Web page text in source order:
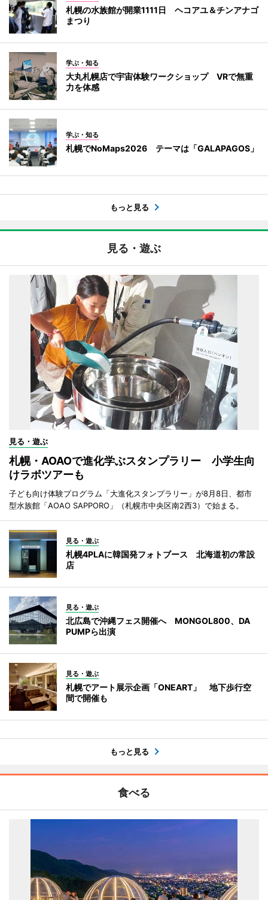
札幌の水族館が開業1111日 ヘコアユ＆チンアナゴ
まつり
学ぶ・知る
大丸札幌店で宇宙体験ワークショップ VRで無重
力を体感
学ぶ・知る
札幌でNoMaps2026 テーマは「GALAPAGOS」
もっと見る
見る・遊ぶ
見る・遊ぶ
札幌・AOAOで進化学ぶスタンプラリー 小学生向
けラボツアーも
子ども向け体験プログラム「大進化スタンプラリー」が8月8日、都市
型水族館「AOAO SAPPORO」（札幌市中央区南2西3）で始まる。
見る・遊ぶ
札幌4PLAに韓国発フォトブース 北海道初の常設
店
見る・遊ぶ
北広島で沖縄フェス開催へ MONGOL800、DA
PUMPら出演
見る・遊ぶ
札幌でアート展示企画「ONEART」 地下歩行空
間で開催も
もっと見る
食べる